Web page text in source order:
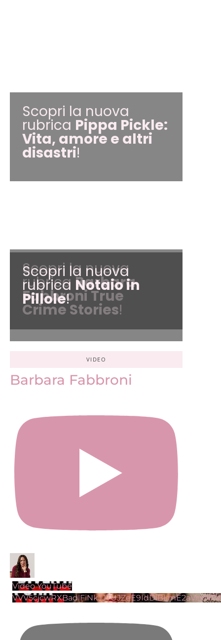
Scopri la nuova
rubrica Pippa Pickle:
Vita, amore e altri
disastri!
Scopri la nuova
rubricaBarbara
Fabbroni True
Crime Stories!
Scopri la nuova
rubrica Notaio in
Pillole!
VIDEO
Barbara Fabbroni
Video YouTube